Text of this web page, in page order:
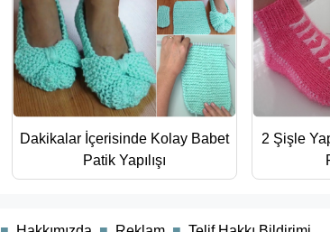
Dakikalar İçerisinde Kolay Babet
Patik Yapılışı
2 Şişle